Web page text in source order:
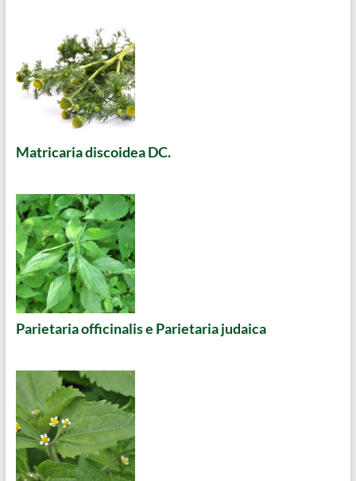
Matricaria discoidea DC.
Parietaria officinalis e Parietaria judaica